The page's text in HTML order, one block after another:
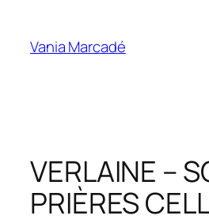
contenu
Vania Marcadé
VERLAINE –
PRIÈRES